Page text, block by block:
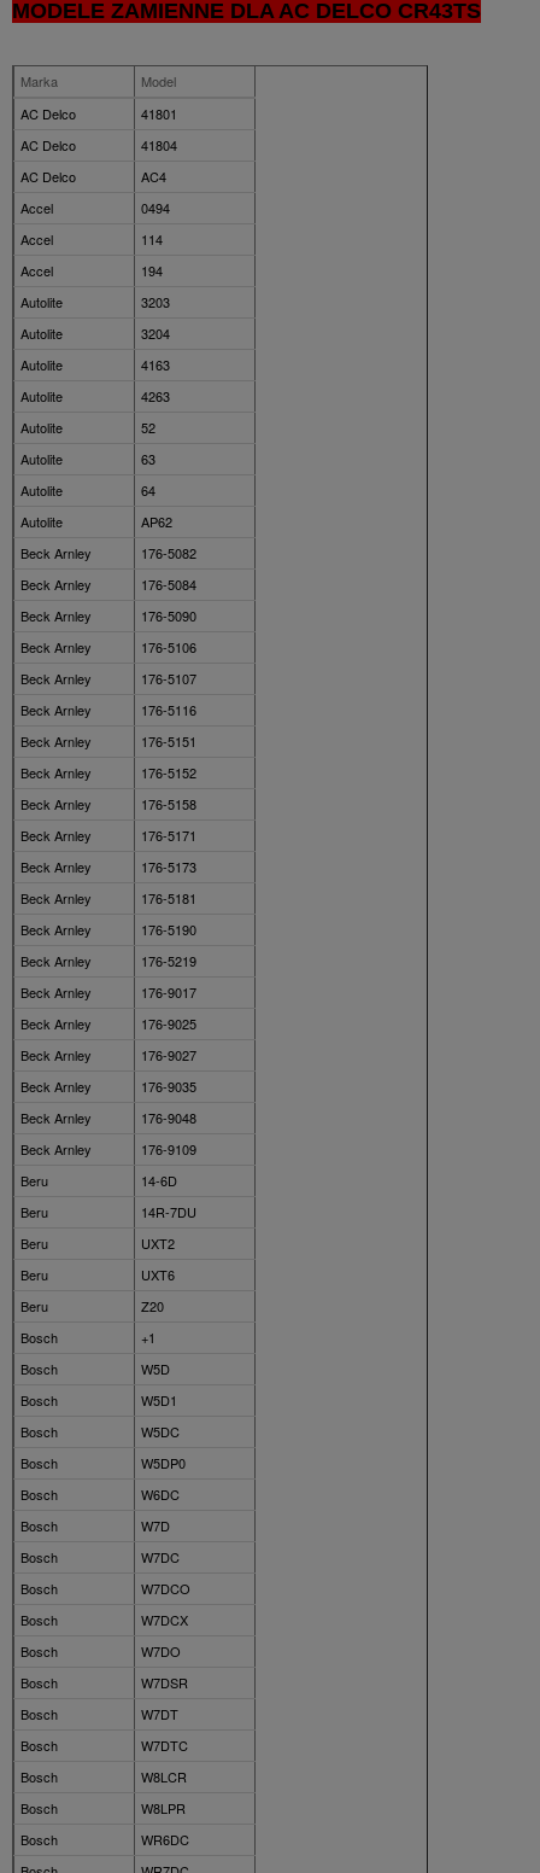
MODELE ZAMIENNE DLA AC DELCO CR43TS
Marka
Model
AC Delco
41801
AC Delco
41804
AC Delco
AC4
Accel
0494
Accel
114
Accel
194
Autolite
3203
Autolite
3204
Autolite
4163
Autolite
4263
Autolite
52
Autolite
63
Autolite
64
Autolite
AP62
Beck Arnley
176-5082
Beck Arnley
176-5084
Beck Arnley
176-5090
Beck Arnley
176-5106
Beck Arnley
176-5107
Beck Arnley
176-5116
Beck Arnley
176-5151
Beck Arnley
176-5152
Beck Arnley
176-5158
Beck Arnley
176-5171
Beck Arnley
176-5173
Beck Arnley
176-5181
Beck Arnley
176-5190
Beck Arnley
176-5219
Beck Arnley
176-9017
Beck Arnley
176-9025
Beck Arnley
176-9027
Beck Arnley
176-9035
Beck Arnley
176-9048
Beck Arnley
176-9109
Beru
14-6D
Beru
14R-7DU
Beru
UXT2
Beru
UXT6
Beru
Z20
Bosch
+1
Bosch
W5D
Bosch
W5D1
Bosch
W5DC
Bosch
W5DP0
Bosch
W6DC
Bosch
W7D
Bosch
W7DC
Bosch
W7DCO
Bosch
W7DCX
Bosch
W7DO
Bosch
W7DSR
Bosch
W7DT
Bosch
W7DTC
Bosch
W8LCR
Bosch
W8LPR
Bosch
WR6DC